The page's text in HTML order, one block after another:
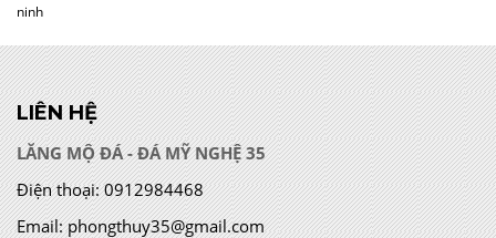
ninh
LIÊN HỆ
LĂNG MỘ ĐÁ - ĐÁ MỸ NGHỆ 35
Điện thoại: 0912984468
Email: phongthuy35@gmail.com